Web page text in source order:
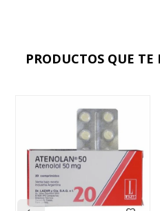
PRODUCTOS QUE